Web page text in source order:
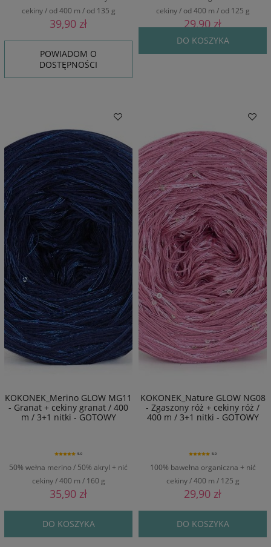
cekiny / od 400 m / od 135 g
39,90 zł
POWIADOM O
DOSTĘPNOŚCI
cekiny / od 400 m / od 125 g
29,90 zł
DO KOSZYKA
KOKONEK_Merino GLOW MG11
- Granat + cekiny granat / 400
m / 3+1 nitki - GOTOWY
50% wełna merino / 50% akryl + nić
cekiny / 400 m / 160 g
5.0
35,90 zł
DO KOSZYKA
KOKONEK_Nature GLOW NG08
- Zgaszony róż + cekiny róż /
400 m / 3+1 nitki - GOTOWY
100% bawełna organiczna + nić
cekiny / 400 m / 125 g
5.0
29,90 zł
DO KOSZYKA